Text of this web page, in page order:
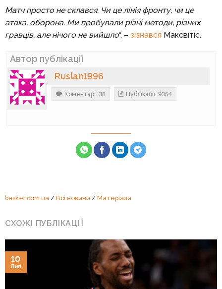
Матч просто не склався. Чи це лінія фронту, чи це
атака, оборона. Ми пробували різні методи, різних
гравців, але нічого не вийшло“, – зізнавсяМаксвітіс.
Автор публікації
Ruslan1996
Коментарі: 38 Публікації: 9354
basket.com.ua / Всі новини / Матеріали
СХОЖІ ПУБЛІКАЦІЇ
10
Лип